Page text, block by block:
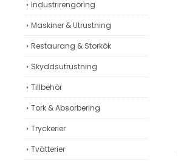
Industrirengöring
Maskiner & Utrustning
Restaurang & Storkök
Skyddsutrustning
Tillbehör
Tork & Absorbering
Tryckerier
Tvätterier